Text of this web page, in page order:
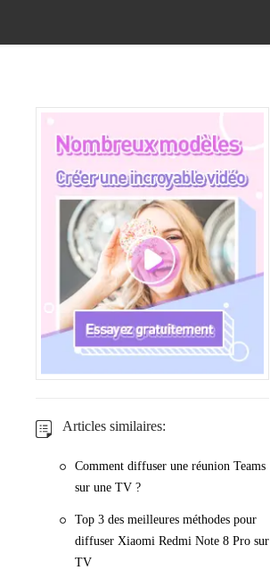
Articles similaires:
Comment diffuser une réunion Teams
sur une TV ?
Top 3 des meilleures méthodes pour
diffuser Xiaomi Redmi Note 8 Pro sur
TV